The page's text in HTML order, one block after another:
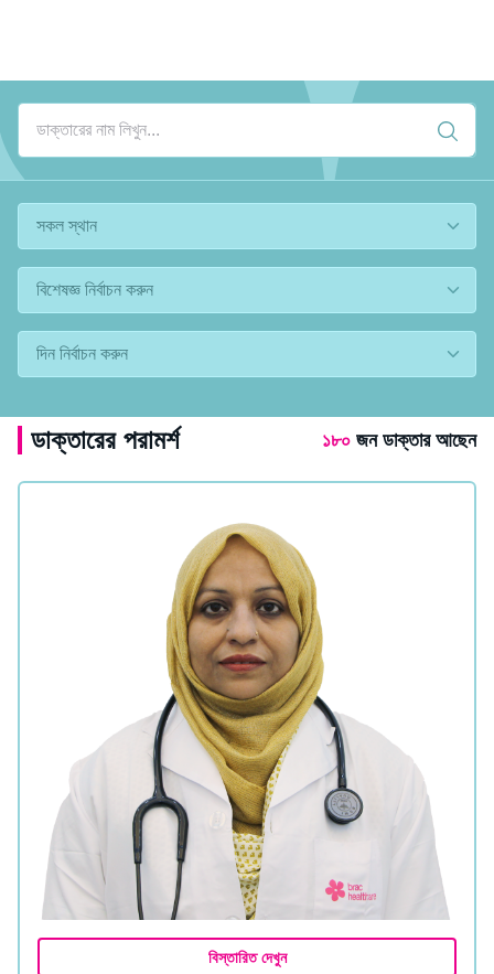
ডাক্তারের পরামর্শ ১৮০ জন ডাক্তার আছেন
বিস্তারিত দেখুন